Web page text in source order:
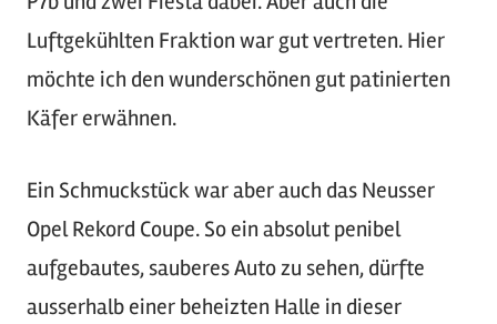
Luftgekühlten Fraktion war gut vertreten. Hier
möchte ich den wunderschönen gut patinierten
Käfer erwähnen.
Ein Schmuckstück war aber auch das Neusser
Opel Rekord Coupe. So ein absolut penibel
aufgebautes, sauberes Auto zu sehen, dürfte
ausserhalb einer beheizten Halle in dieser